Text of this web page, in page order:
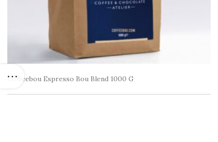
Coffeebou Espresso Bou Blend 1000 G